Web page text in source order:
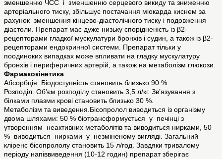
зменшенню ЧСС і зменшенню серцевого викиду та зниженню
артеріального тиску, збільшує постачання міокарда киснем за
рахунок зменшення кінцево-діастолічного тиску і подовження
діастоли. Препарат має дуже низьку спорідненість із β2-
рецепторами гладкої мускулатури бронхів і судин, а також із β2-
рецепторами ендокринної системи. Препарат тільки у
поодиноких випадках може впливати на гладку мускулатуру
бронхів і периферичних артерій, а також на метаболізм глюкози.
Фармакокінетика
Абсорбція. Біодоступність становить близько 90 %.
Розподіл. Об’єм розподілу становить 3,5 л/кг. Зв’язування з
білками плазми крові становить близько 30 %.
Метаболізм та виведення.Бісопролол виводиться із організму
двома шляхами: 50 % біотрансформується у печінці з
утворенням неактивних метаболітів та виводиться нирками, 50
% виводиться нирками у незміненому вигляді. Загальний
кліренс бісопрололу становить 15 л/год. Завдяки тривалому
періоду напіввиведення (10-12 годин) препарат зберігає